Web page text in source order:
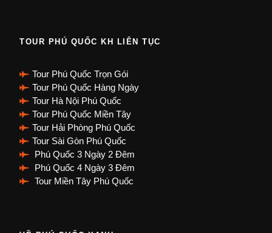
TOUR PHÚ QUỐC KH LIÊN TỤC
Tour Phú Quốc Trọn Gói
Tour Phú Quốc Hàng Ngày
Tour Hà Nội Phú Quốc
Tour Phú Quốc Miền Tây
Tour Hải Phòng Phú Quốc
Tour Sài Gòn Phú Quốc
Phú Quốc 3 Ngày 2 Đêm
Phú Quốc 4 Ngày 3 Đêm
Tour Miền Tây Phú Quốc